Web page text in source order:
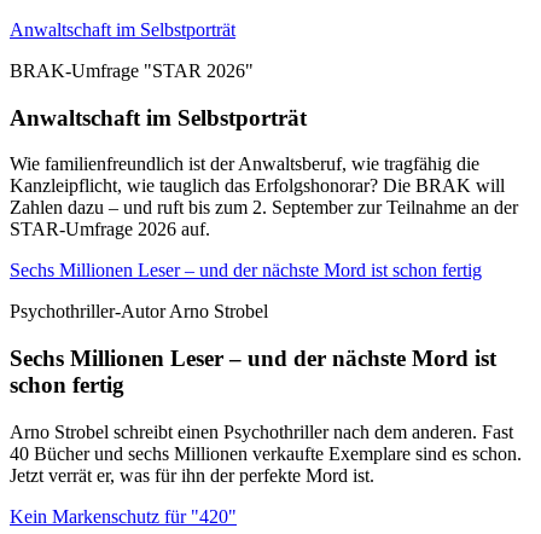
Anwaltschaft im Selbstporträt
BRAK-Umfrage "STAR 2026"
Anwaltschaft im Selbstporträt
Wie familienfreundlich ist der Anwaltsberuf, wie tragfähig die
Kanzleipflicht, wie tauglich das Erfolgshonorar? Die BRAK will
Zahlen dazu – und ruft bis zum 2. September zur Teilnahme an der
STAR-Umfrage 2026 auf.
Sechs Millionen Leser – und der nächste Mord ist schon fertig
Psychothriller-Autor Arno Strobel
Sechs Millionen Leser – und der nächste Mord ist
schon fertig
Arno Strobel schreibt einen Psychothriller nach dem anderen. Fast
40 Bücher und sechs Millionen verkaufte Exemplare sind es schon.
Jetzt verrät er, was für ihn der perfekte Mord ist.
Kein Markenschutz für "420"